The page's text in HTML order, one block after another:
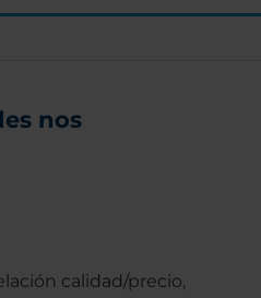
nos
calidad/precio,